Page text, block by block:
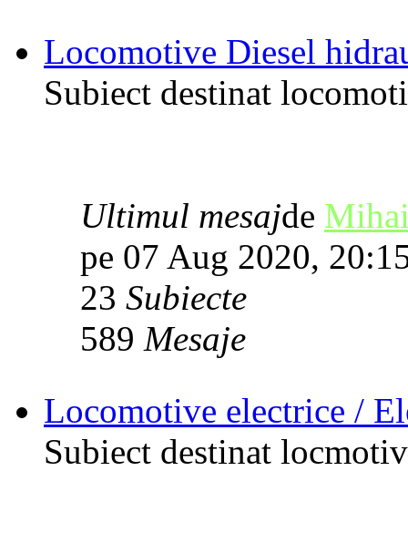
Locomotive Diesel
Subiect destinat
Ultimul mesajde
pe 07 Aug 2020,
23 Subiecte
589 Mesaje
Locomotive electrice /
Subiect destinat